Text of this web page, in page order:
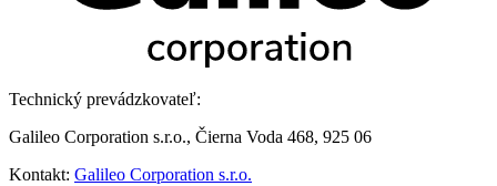
Technický prevádzkovateľ:
Galileo Corporation s.r.o., Čierna Voda 468, 925 06
Kontakt: Galileo Corporation s.r.o.